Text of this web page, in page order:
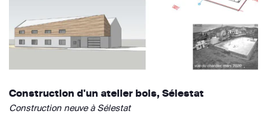
Construction d'un atelier bois, Sélestat
Construction neuve à Sélestat